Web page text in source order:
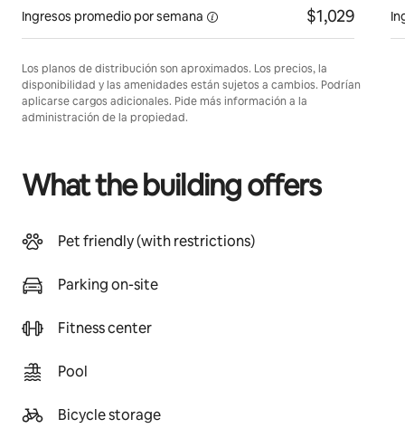
Ingresos promedio porsemana $1,029
Los planos de distribución son aproximados. Los precios, la
disponibilidad y las amenidades están sujetos a cambios. Podrían
aplicarse cargos adicionales. Pide más información a la
administración de la propiedad.
What the building offers
Pet friendly (with restrictions)
Parking on-site
Fitness center
Pool
Bicycle storage